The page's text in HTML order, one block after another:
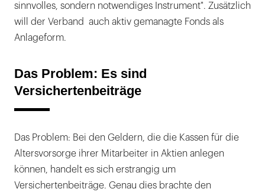
sinnvolles, sondern notwendiges Instrument". Zusätzlich
will der Verband auch aktiv gemanagte Fonds als
Anlageform.
Das Problem: Es sind
Versichertenbeiträge
Das Problem: Bei den Geldern, die die Kassen für die
Altersvorsorge ihrer Mitarbeiter in Aktien anlegen
können, handelt es sich erstrangig um
Versichertenbeiträge. Genau dies brachte den